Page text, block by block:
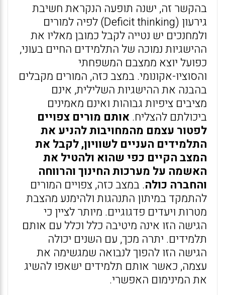
בהקשר זה, ישנה תופעה הנקראת חשיבת
גירעון (Deficit thinking) לפיה למורים
ולמחנכים יש נטייה לקבל כמובן מאליו את
ההישגיות נמוכה של התלמידים החיים בעוני,
כפועל יוצא ממצבם המשפחתי
והסוציו-אקונומי. במצב כזה, המורים מקבלים
בהבנה את ההישגיות השלילית, אינם
מציבים ציפיות גבוהות ואינם מאמינים
ביכולתם להצליח. אותם מורים צפויים
לפטור עצמם מהמחויבות להניע את
התלמידים העניים לשוויון, לקבל את
המצב הקיים כפי שהוא ולהטיל את
האשמה על מערכות החינוך והרווחה
והחברה כולה. במצב כזה, צפויים המורים
להתמקד במיתון התנהגות ולהימנע מהצבת
מטרות ויעדים פדגוגיים. מיותר לציין כי
הגישה הזו אינה מיטיבה כלל וכלל עם אותם
תלמידים. יתרה מכך, עם השנים יכולה
הגישה הזו להפוך לנבואה שמגשימה את
עצמה, כאשר אותם תלמידים ישאפו להשיג
את המינימום האפשרי.